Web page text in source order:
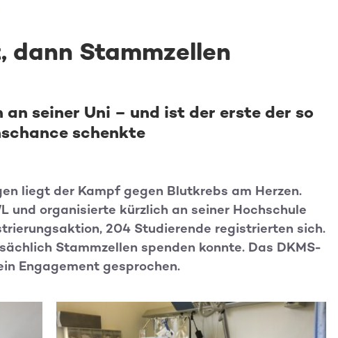
Stammzellen
seiner Uni – und ist der erste der so
schenkte
liegt der Kampf gegen Blutkrebs am Herzen.
und organisierte kürzlich an seiner Hochschule
204 Studierende registrierten sich.
Stammzellen spenden konnte. Das DKMS-
Engagement gesprochen.